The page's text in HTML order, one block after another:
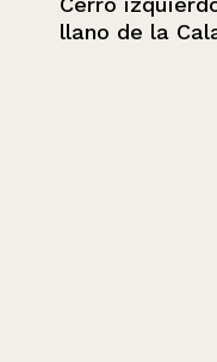
llano de la